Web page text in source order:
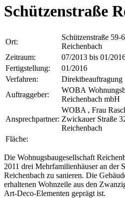
Schützenstraße
Ort:
Schützenstraße 59-
Reichenbach
Zeitraum:
07/2013 bis 01/
Fertigstellung:
01/2016
Verfahren:
Direktbeauftragung
Auftraggeber:
WOBA
Reichenbach mbH
Ansprechpartner:
WOBA , Frau
Zwickauer Straße
Reichenbach
Fläche:
Die Wohnugsbaugesellschaft
2011 drei Mehrfamilienhäuser an der
Reichenbach zu sanieren. Die
erhaltenen Wohnzeile aus den
Art-Deco-Elementen geprägt ist.